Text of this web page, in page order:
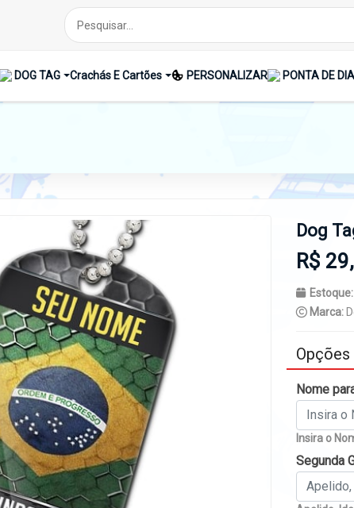
DOG TAG Crachás E Cartões PERSONALIZAR PONTA DE
Dog
R$
Estoque:
Marca:
Nome
Insira o
Segunda